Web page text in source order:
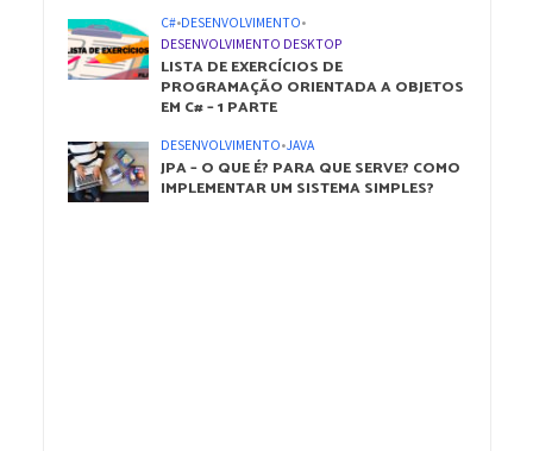
C#•DESENVOLVIMENTO•
DESENVOLVIMENTO DESKTOP
LISTA DE EXERCÍCIOS DE
PROGRAMAÇÃO ORIENTADA A OBJETOS
EM C# – 1 PARTE
DESENVOLVIMENTO•JAVA
JPA – O QUE É? PARA QUE SERVE? COMO
IMPLEMENTAR UM SISTEMA SIMPLES?